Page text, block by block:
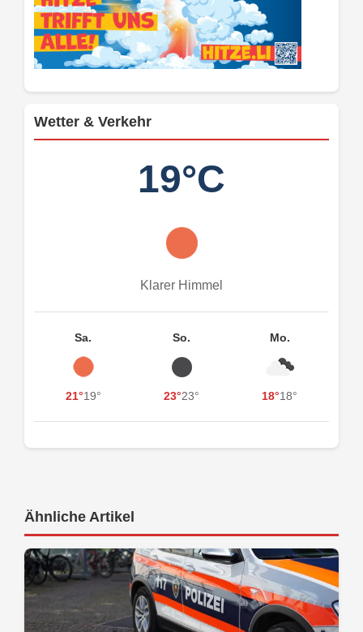
Wetter & Verkehr
19°C
Klarer Himmel
Sa.
21°19°
So.
23°23°
Mo.
18°18°
Ähnliche Artikel